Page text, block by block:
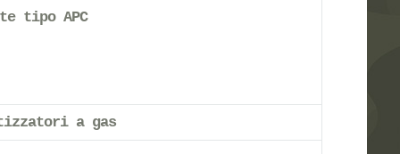
tipo APC
a gas